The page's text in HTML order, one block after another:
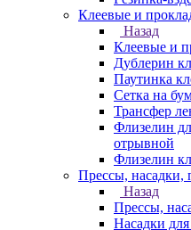
Клеевые и
Назад
Клеевые и
Дублерин
Паутинка
Сетка на
Трансфер
Флизелин
отрывной
Флизелин
Прессы, насадки,
Назад
Прессы,
Насадки для